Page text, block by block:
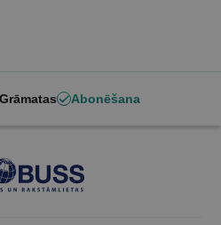
Grāmatas Abonēšana